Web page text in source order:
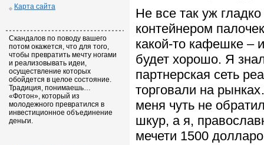
Карта сайта
Скандалов по поводу вашего
потом окажется, что для того,
чтобы превратить мечту ногами
и реализовывать идеи,
осуществление которых
обойдется в целое состояние.
Традиция, понимаешь…
«Фотон», который из
молодежного превратился в
инвестиционное объединение
деньги.
Не все так уж
контейнером
какой-то кафешке –
будет хорошо. Я
партнерская сеть
торговали на
меня чуть не
шкур, а я,
мечети 1500